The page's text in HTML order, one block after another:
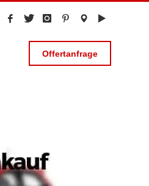
Offertanfrage